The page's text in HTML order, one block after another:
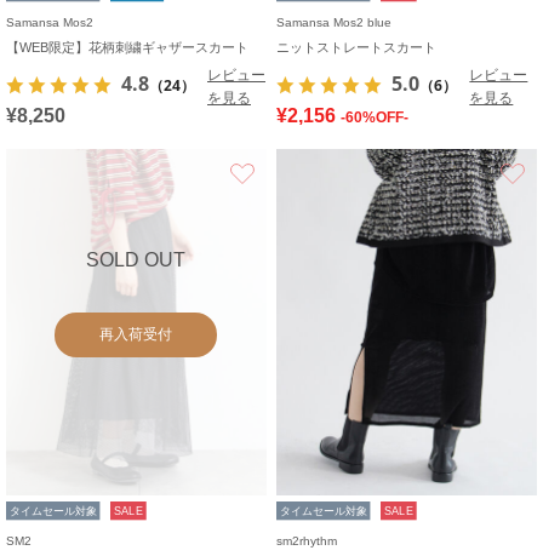
Samansa Mos2
【WEB限定】花柄刺繍ギャザースカート
4.8 （24）
レビュー
を見る
¥8,250
Samansa Mos2 blue
ニットストレートスカート
5.0 （6）
レビュー
を見る
¥2,156 -60%OFF-
SOLD OUT
再入荷受付
タイムセール対象 SALE
SM2
タイムセール対象 SALE
sm2rhythm